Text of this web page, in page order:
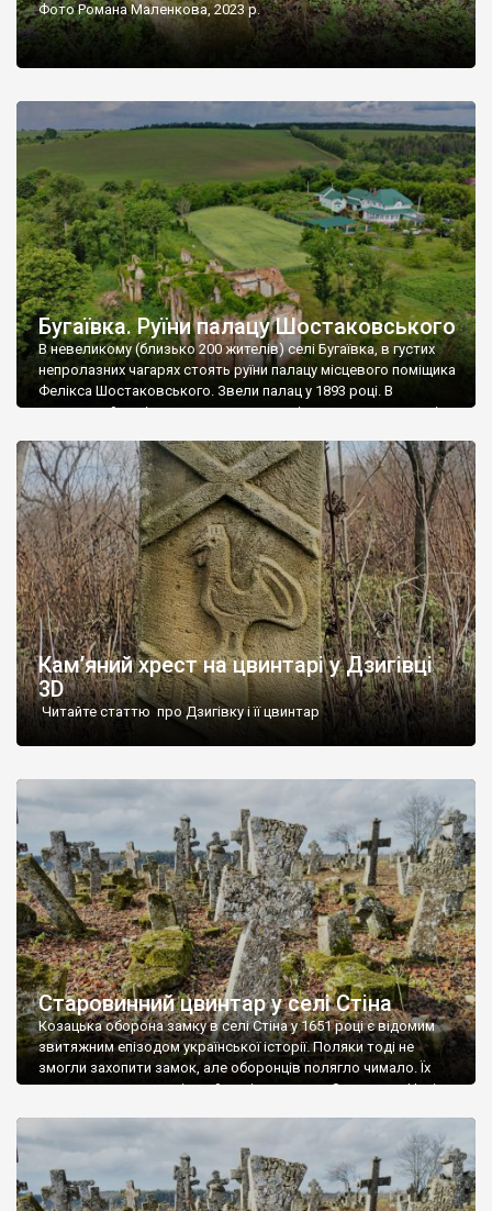
Фото Романа Маленкова, 2023 р.
Бугаївка. Руїни палацу Шостаковського
В невеликому (близько 200 жителів) селі Бугаївка, в густих
непролазних чагарях стоять руїни палацу місцевого поміщика
Фелікса Шостаковського. Звели палац у 1893 році. В
радянський період у ньому спочатку містилася школа, потім
століття тут розмістили туберкульозну лікарню. Коли із
палацу виїхала лікарня – ми точно не […]
Кам’яний хрест на цвинтарі у Дзигівці
3D
Читайте статтю про Дзигівку і її цвинтар
Старовинний цвинтар у селі Стіна
Козацька оборона замку в селі Стіна у 1651 році є відомим
звитяжним епізодом української історії. Поляки тоді не
змогли захопити замок, але оборонців полягло чимало. Їх
поховали на цвинтарі, який тоді називався Замковим. Нині на
ньому чимало хрестів 19 століття, є такі, де епітафії стер […]